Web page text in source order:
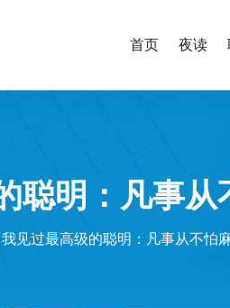
首页 夜读
聪明：凡事从
我见过最高级的聪明：凡事从不怕